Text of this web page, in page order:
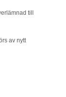
till
av nytt